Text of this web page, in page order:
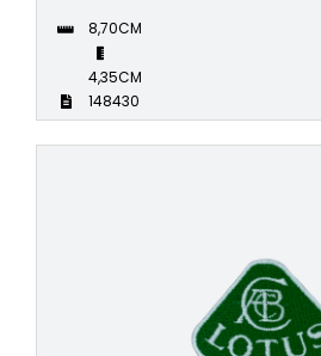
8,70CM
4,35CM
148430